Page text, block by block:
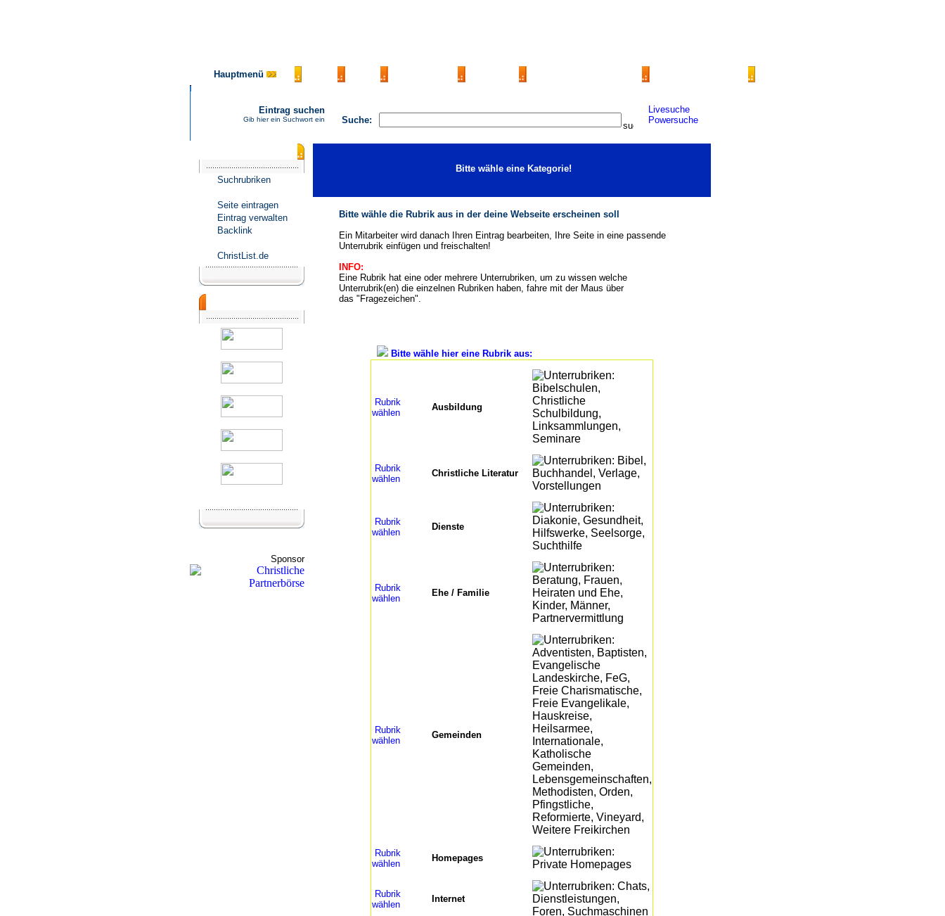
Hauptmenü
Suche:
Livesuche
Powersuche
Eintrag suchen
Gib hier ein Suchwort ein
Suchrubriken
Seite eintragen
Eintrag verwalten
Backlink
ChristList.de
Sponsor
Bitte wähle eine Kategorie!
Bitte wähle die Rubrik aus in der deine Webseite erscheinen soll
Ein Mitarbeiter wird danach Ihren Eintrag bearbeiten, Ihre Seite in eine passende
Unterrubrik einfügen und freischalten!
INFO:
Eine Rubrik hat eine oder mehrere Unterrubriken, um zu wissen welche
Unterrubrik(en) die einzelnen Rubriken haben, fahre mit der Maus über
das "Fragezeichen".
Bitte wähle hier eine Rubrik aus:
Rubrik
wählen
Ausbildung
Rubrik
wählen
Christliche Literatur
Rubrik
wählen
Dienste
Rubrik
wählen
Ehe / Familie
Rubrik
wählen
Gemeinden
Rubrik
wählen
Homepages
Rubrik
wählen
Internet